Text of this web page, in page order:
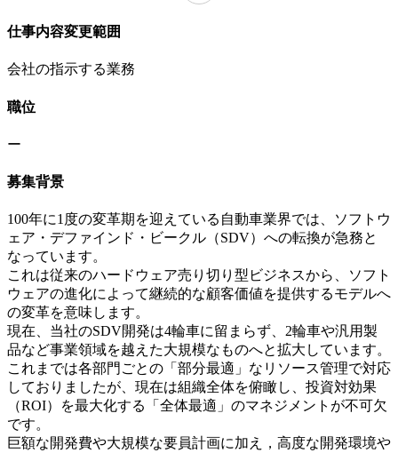
仕事内容変更範囲
会社の指示する業務
職位
ー
募集背景
100年に1度の変革期を迎えている自動車業界では、ソフトウ
ェア・デファインド・ビークル（SDV）への転換が急務と
なっています。
これは従来のハードウェア売り切り型ビジネスから、ソフト
ウェアの進化によって継続的な顧客価値を提供するモデルへ
の変革を意味します。
現在、当社のSDV開発は4輪車に留まらず、2輪車や汎用製
品など事業領域を越えた大規模なものへと拡大しています。
これまでは各部門ごとの「部分最適」なリソース管理で対応
しておりましたが、現在は組織全体を俯瞰し、投資対効果
（ROI）を最大化する「全体最適」のマネジメントが不可欠
です。
巨額な開発費や大規模な要員計画に加え，高度な開発環境や